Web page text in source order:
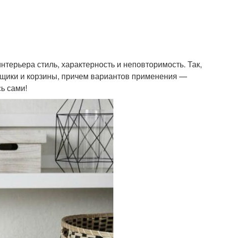
стиль, характерность и неповторимость. Так,
и корзины, причем вариантов применения —
сами!